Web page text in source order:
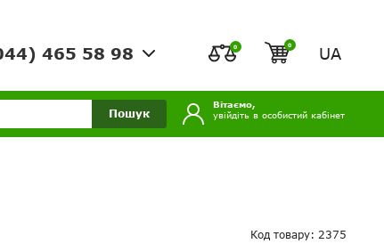
465 58 98 0 0 UA
Пошук
Вітаємо,
увійдіть в особистий кабінет
Код товару: 2375